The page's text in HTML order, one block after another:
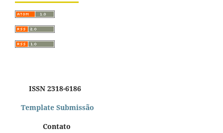
ISSN 2318-6186
Template Submissão
Contato